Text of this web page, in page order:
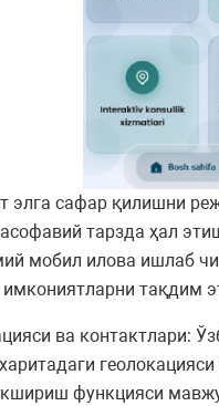
элга сафар қилишни
тарзда ҳал
мобил илова ишлаб
тақдим
ва контактлари:
функцияси